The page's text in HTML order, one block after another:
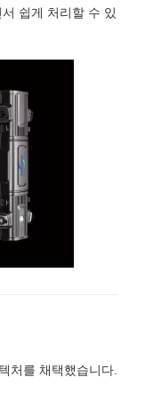
쉽게 처리할 수 있
처를 채택했습니다.